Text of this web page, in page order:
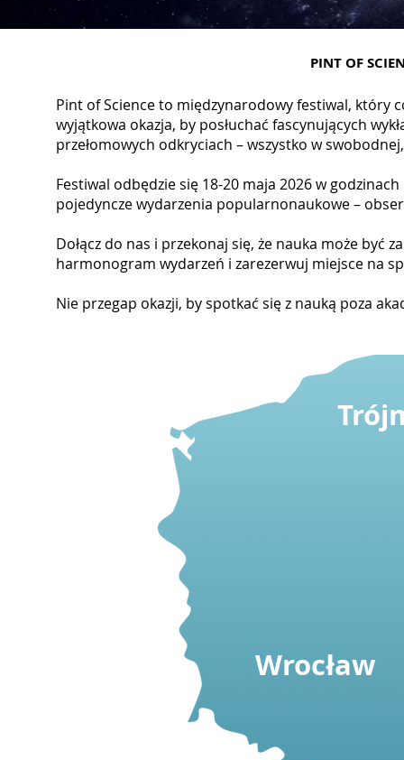
PINT OF
Pint of Science to międzynarodowy festiwal, który
wyjątkowa okazja, by posłuchać fascynujących
przełomowych odkryciach – wszystko w
Festiwal odbędzie się 18-20 maja 2026 w
pojedyncze wydarzenia popularnonaukowe –
Dołącz do nas i przekonaj się, że nauka może być
harmonogram wydarzeń i zarezerwuj miejsce na
Nie przegap okazji, by spotkać się z nauką poza
Wrocław